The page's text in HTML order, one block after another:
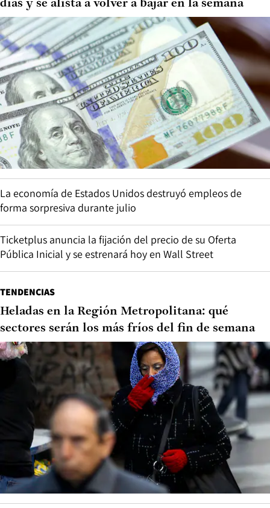
días y se alista a volver a bajar en la semana
La economía de Estados Unidos destruyó empleos de
forma sorpresiva durante julio
Ticketplus anuncia la fijación del precio de su Oferta
Pública Inicial y se estrenará hoy en Wall Street
TENDENCIAS
Heladas en la Región Metropolitana: qué
sectores serán los más fríos del fin de semana